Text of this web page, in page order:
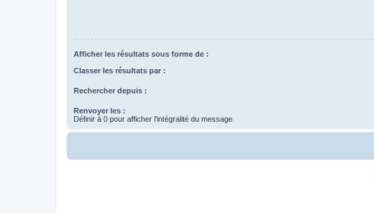
Afficher les résultats sous forme de :
Classer les résultats par :
Rechercher depuis :
Renvoyer les :
Définir à 0 pour afficher l’intégralité du message.